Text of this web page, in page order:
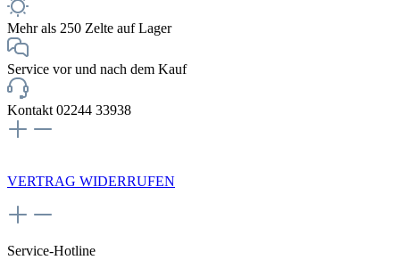
Mehr als 250 Zelte auf Lager
Service vor und nach dem Kauf
Kontakt 02244 33938
VERTRAG WIDERRUFEN
Service-Hotline